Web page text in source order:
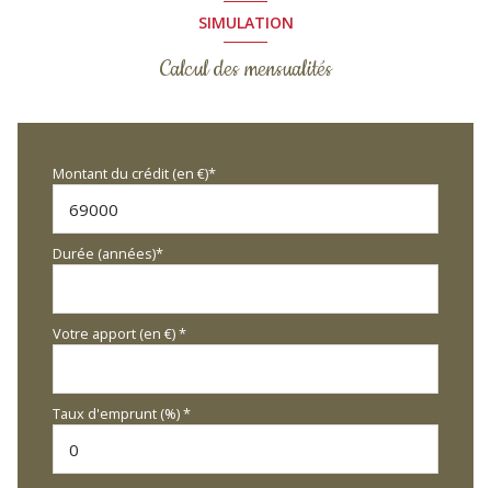
SIMULATION
Calcul des mensualités
Montant du crédit (en €)*
Durée (années)*
Votre apport (en €) *
Taux d'emprunt (%) *